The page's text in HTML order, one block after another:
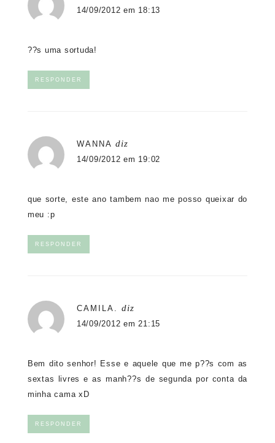
14/09/2012 em 18:13
??s uma sortuda!
RESPONDER
WANNA diz
14/09/2012 em 19:02
que sorte, este ano tambem nao me posso queixar do
meu :p
RESPONDER
CAMILA. diz
14/09/2012 em 21:15
Bem dito senhor! Esse e aquele que me p??s com as
sextas livres e as manh??s de segunda por conta da
minha cama xD
RESPONDER